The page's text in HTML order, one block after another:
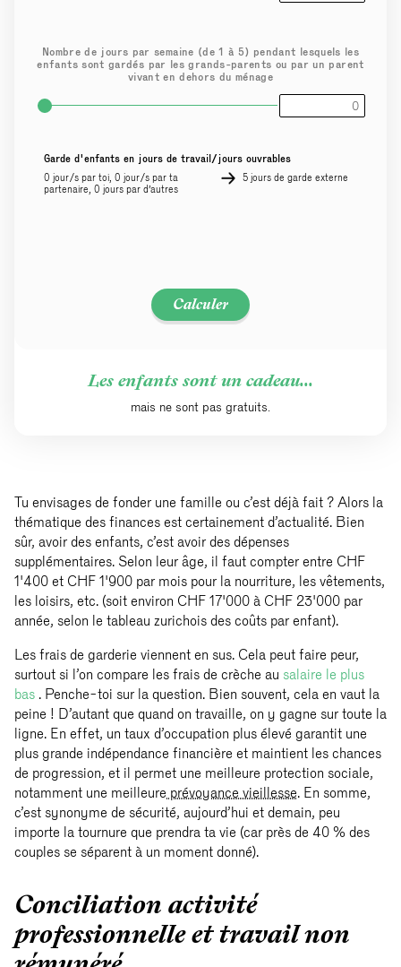
Nombre de jours par semaine (de 1 à 5) pendant lesquels les
enfants sont gardés par les grands-parents ou par un parent
vivant en dehors du ménage
Garde d'enfants en jours de travail/jours ouvrables
0 jour/s par toi, 0 jour/s par ta
partenaire, 0 jours par d’autres
5 jours de garde externe
Calculer
Les enfants sont un cadeau...
mais ne sont pas gratuits.
Tu envisages de fonder une famille ou c’est déjà fait ? Alors la
thématique des finances est certainement d’actualité. Bien
sûr, avoir des enfants, c’est avoir des dépenses
supplémentaires. Selon leur âge, il faut compter entre CHF
1'400 et CHF 1'900 par mois pour la nourriture, les vêtements,
les loisirs, etc. (soit environ CHF 17'000 à CHF 23'000 par
année, selon le tableau zurichois des coûts par enfant).
Les frais de garderie viennent en sus. Cela peut faire peur,
surtout si l’on compare les frais de crèche au salaire le plus
bas . Penche-toi sur la question. Bien souvent, cela en vaut la
peine ! D’autant que quand on travaille, on y gagne sur toute la
ligne. En effet, un taux d’occupation plus élevé garantit une
plus grande indépendance financière et maintient les chances
de progression, et il permet une meilleure protection sociale,
notamment une meilleure prévoyance vieillesse. En somme,
c’est synonyme de sécurité, aujourd’hui et demain, peu
importe la tournure que prendra ta vie (car près de 40 % des
couples se séparent à un moment donné).
Conciliation activité
professionnelle et travail non